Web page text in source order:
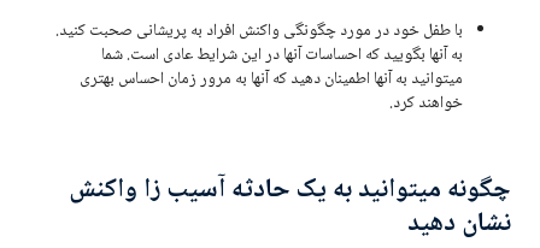
با طفل خود در مورد چگونگی واکنش افراد به پریشانی صحبت کنید.
به آنها بگویید که احساسات آنها در این شرایط عادی است. شما
میتوانید به آنها اطمینان دهید که آنها به مرور زمان احساس بهتری
خواهند کرد.
چگونه میتوانید به یک حادثه آسیب زا واکنش
نشان دهید